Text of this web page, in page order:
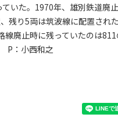
いた。1970年、雄別鉄道廃
残り5両は筑波線に配置され
線廃止時に残っていたのは
：小西和之